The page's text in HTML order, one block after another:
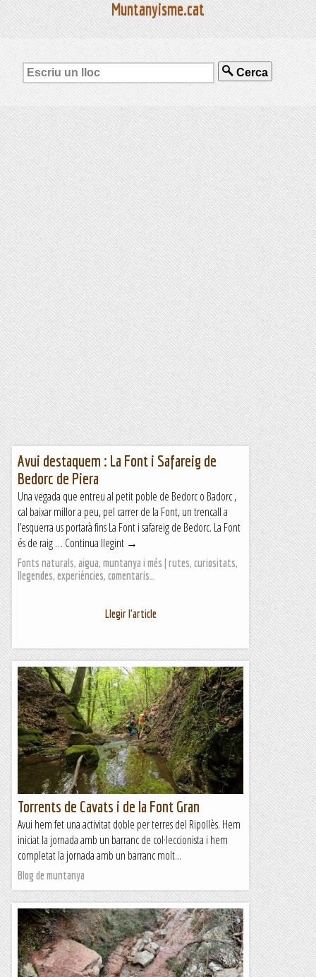
Muntanyisme.cat
Cerca
Avui destaquem : La Font i Safareig de
Bedorc de Piera
Una vegada que entreu al petit poble de Bedorc o Badorc ,
cal baixar millor a peu, pel carrer de la Font, un trencall a
l’esquerra us portarà fins La Font i safareig de Bedorc. La Font
és de raig … Continua llegint →
Fonts naturals, aigua, muntanya i més | rutes, curiositats,
llegendes, experiències, comentaris…
Llegir l'article
Torrents de Cavats i de la Font Gran
Avui hem fet una activitat doble per terres del Ripollès. Hem
iniciat la jornada amb un barranc de col·leccionista i hem
completat la jornada amb un barranc molt...
Blog de muntanya